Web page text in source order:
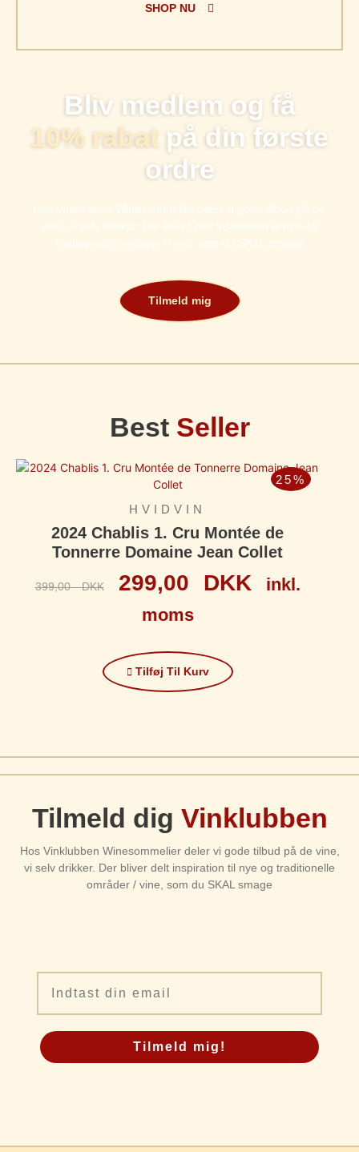
SHOP NU
Bliv medlem og få
10% rabat på din første
ordre
Hos Vinklubben Winesommelier deler vi gode tilbud på de
vine, vi selv drikker. Der bliver delt inspiration til nye og
traditionelle områder / vine, som du SKAL smage
Tilmeld mig
Best Seller
25%
HVIDVIN
2024 Chablis 1. Cru Montée de
Tonnerre Domaine Jean Collet
399,00DKK 299,00 DKK
inkl.
moms
Tilføj Til Kurv
Tilmeld dig Vinklubben
Hos Vinklubben Winesommelier deler vi gode tilbud på de vine,
vi selv drikker. Der bliver delt inspiration til nye og traditionelle
områder / vine, som du SKAL smage
Tilmeld mig!